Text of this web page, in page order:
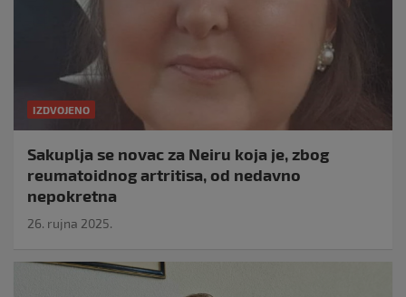
IZDVOJENO
Sakuplja se novac za Neiru koja je, zbog
reumatoidnog artritisa, od nedavno
nepokretna
26. rujna 2025.